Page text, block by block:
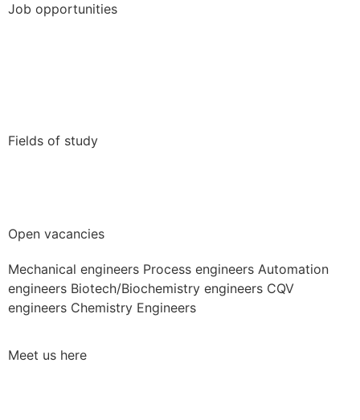
Job opportunities
Fields of study
Open vacancies
Mechanical engineers Process engineers Automation
engineers Biotech/Biochemistry engineers CQV
engineers Chemistry Engineers
Meet us here